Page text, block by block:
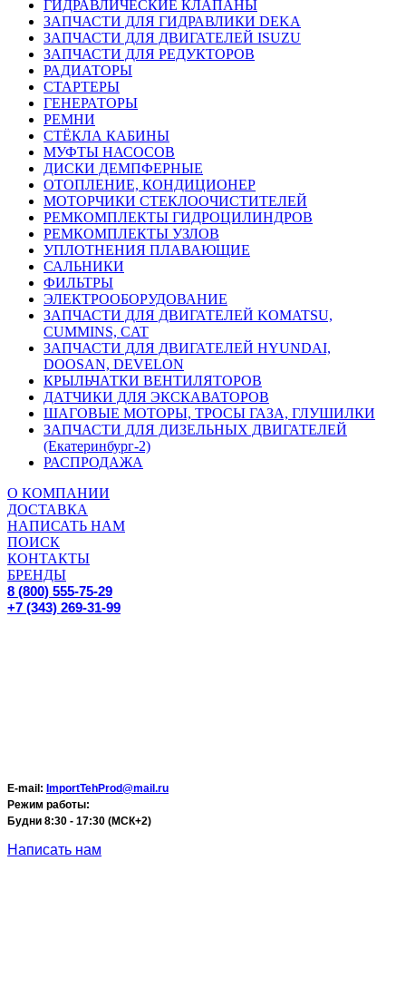
ГИДРАВЛИЧЕСКИЕ КЛАПАНЫ
ЗАПЧАСТИ ДЛЯ ГИДРАВЛИКИ DEKA
ЗАПЧАСТИ ДЛЯ ДВИГАТЕЛЕЙ ISUZU
ЗАПЧАСТИ ДЛЯ РЕДУКТОРОВ
РАДИАТОРЫ
СТАРТЕРЫ
ГЕНЕРАТОРЫ
РЕМНИ
СТЁКЛА КАБИНЫ
МУФТЫ НАСОСОВ
ДИСКИ ДЕМПФЕРНЫЕ
ОТОПЛЕНИЕ, КОНДИЦИОНЕР
МОТОРЧИКИ СТЕКЛООЧИСТИТЕЛЕЙ
РЕМКОМПЛЕКТЫ ГИДРОЦИЛИНДРОВ
РЕМКОМПЛЕКТЫ УЗЛОВ
УПЛОТНЕНИЯ ПЛАВАЮЩИЕ
САЛЬНИКИ
ФИЛЬТРЫ
ЭЛЕКТРООБОРУДОВАНИЕ
ЗАПЧАСТИ ДЛЯ ДВИГАТЕЛЕЙ KOMATSU,
CUMMINS, CAT
ЗАПЧАСТИ ДЛЯ ДВИГАТЕЛЕЙ HYUNDAI,
DOOSAN, DEVELON
КРЫЛЬЧАТКИ ВЕНТИЛЯТОРОВ
ДАТЧИКИ ДЛЯ ЭКСКАВАТОРОВ
ШАГОВЫЕ МОТОРЫ, ТРОСЫ ГАЗА, ГЛУШИЛКИ
ЗАПЧАСТИ ДЛЯ ДИЗЕЛЬНЫХ ДВИГАТЕЛЕЙ
(Екатеринбург-2)
РАСПРОДАЖА
О КОМПАНИИ
ДОСТАВКА
НАПИСАТЬ НАМ
ПОИСК
КОНТАКТЫ
БРЕНДЫ
8 (800) 555-75-29
+7 (343) 269-31-99
E-mail: ImportTehProd@mail.ru
Режим работы:
Будни 8:30 - 17:30 (МСК+2)
Написать нам